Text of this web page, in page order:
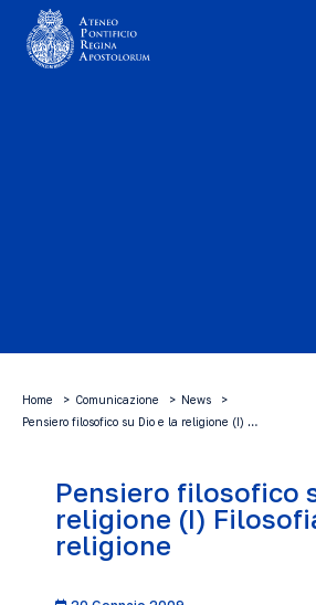
Home Comunicazione
News
Pensiero filosofico su Dio e la religione (I) …
Pensiero filosofico
religione (I)
religione